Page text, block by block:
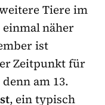
Tiere im
näher
ist
Zeitpunkt für
am 13.
, ein typisch